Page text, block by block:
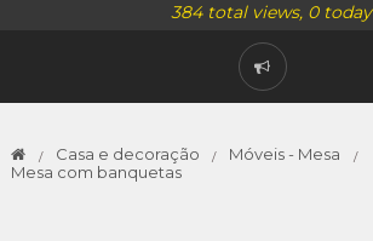
384 total views, 0 today
Casa e decoração
Móveis - Mesa
Mesa com banquetas